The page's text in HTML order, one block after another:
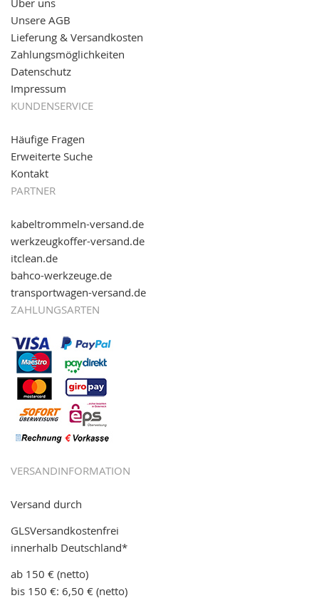
11.08.2016: Gerade entsteht unser "neuer"
Partnershop
Online-Shop für einfaches Transportieren. Einfach
reinschauen...
Über uns
Unsere AGB
Lieferung & Versandkosten
Zahlungsmöglichkeiten
Datenschutz
Impressum
KUNDENSERVICE
Häufige Fragen
Erweiterte Suche
Kontakt
PARTNER
kabeltrommeln-versand.de
werkzeugkoffer-versand.de
itclean.de
bahco-werkzeuge.de
transportwagen-versand.de
ZAHLUNGSARTEN
VERSANDINFORMATION
Versand durch
GLSVersandkostenfrei
innerhalb Deutschland*
ab 150 € (netto)
bis 150 €: 6,50 € (netto)